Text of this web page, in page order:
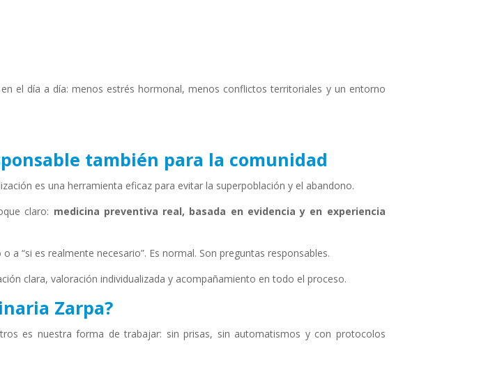
el día a día: menos estrés hormonal, menos conflictos territoriales y un entorno
también para la comunidad
es una herramienta eficaz para evitar la superpoblación y el abandono.
claro: medicina preventiva real, basada en evidencia y en experiencia
“si es realmente necesario”. Es normal. Son preguntas responsables.
clara, valoración individualizada y acompañamiento en todo el proceso.
Zarpa?
es nuestra forma de trabajar: sin prisas, sin automatismos y con protocolos